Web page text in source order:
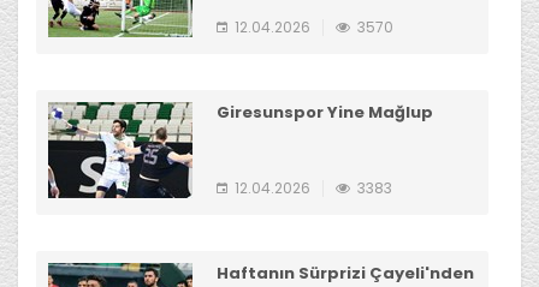
12.04.2026 3570
Giresunspor Yine Mağlup
12.04.2026 3383
Haftanın Sürprizi Çayeli'nden